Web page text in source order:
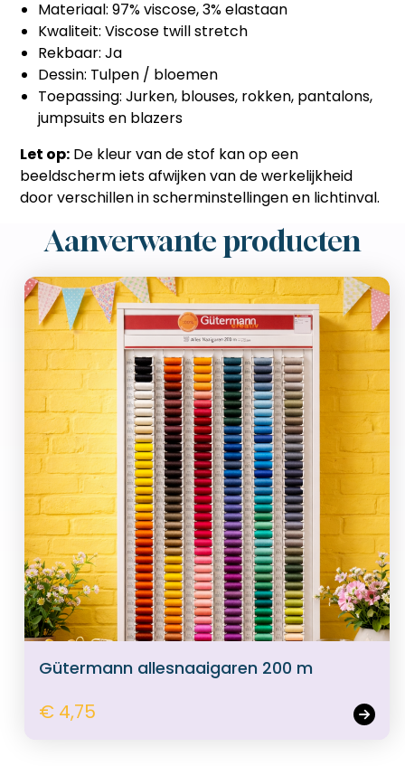
Materiaal: 97% viscose, 3% elastaan
Kwaliteit: Viscose twill stretch
Rekbaar: Ja
Dessin: Tulpen / bloemen
Toepassing: Jurken, blouses, rokken, pantalons,
jumpsuits en blazers
Let op: De kleur van de stof kan op een
beeldscherm iets afwijken van de werkelijkheid
door verschillen in scherminstellingen en lichtinval.
Aanverwante producten
Gütermann allesnaaigaren 200 m
€ 4,75